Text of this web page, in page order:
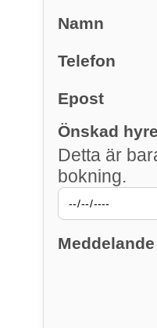
Namn
Telefon
Epost
Önskad
Detta är
bokning.
Meddelande